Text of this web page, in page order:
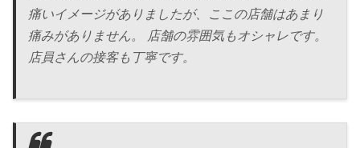
痛いイメージがありましたが、ここの店舗はあまり
痛みがありません。 店舗の雰囲気もオシャレです。
店員さんの接客も丁寧です。